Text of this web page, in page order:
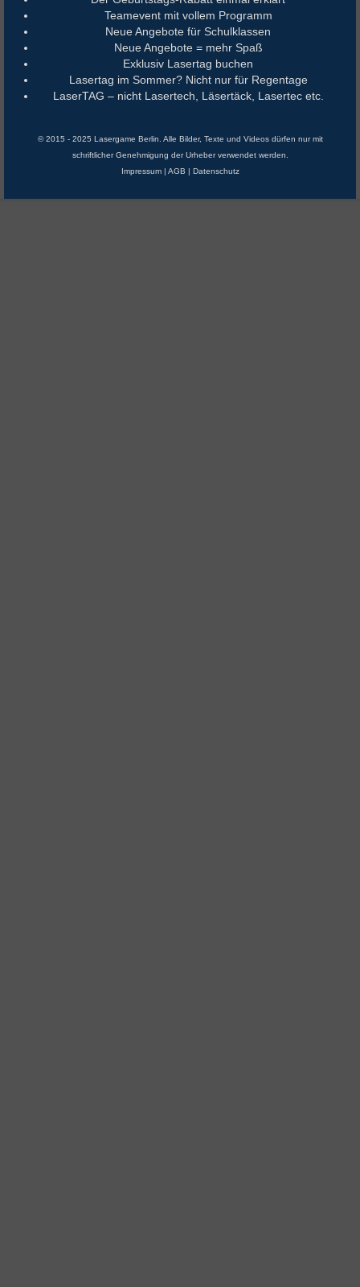
Teamevent mit vollem Programm
Neue Angebote für Schulklassen
Neue Angebote = mehr Spaß
Exklusiv Lasertag buchen
Lasertag im Sommer? Nicht nur für Regentage
LaserTAG – nicht Lasertech, Läsertäck, Lasertec etc.
© 2015 - 2025 Lasergame Berlin. Alle Bilder, Texte und Videos dürfen nur mit
schriftlicher Genehmigung der Urheber verwendet werden.
Impressum| AGB | Datenschutz